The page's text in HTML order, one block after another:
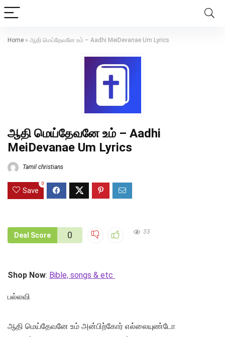
Home » ஆதி மெய்தேவனே உம் – Aadhi MeiDevanae Um Lyrics
ஆதி மெய்தேவனே உம் – Aadhi
MeiDevanae Um Lyrics
Tamil christians
Save
0
Deal Score 0 33
Shop Now: Bible, songs & etc
பல்லவி
ஆதி மெய்தேவனே உம் அன்பிற்கோர் எல்லையுண்டோ